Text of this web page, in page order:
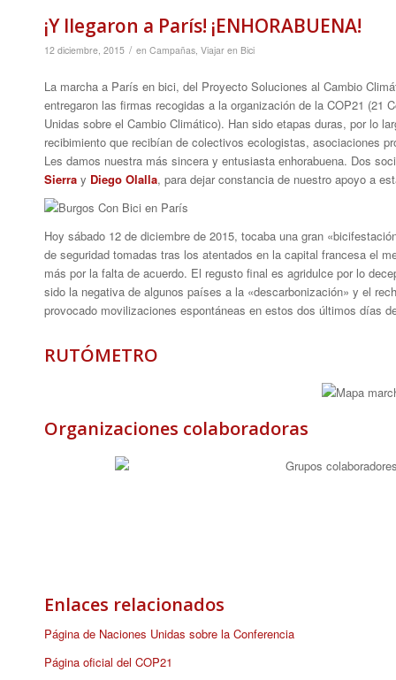
¡Y llegaron a París! ¡ENHORABUENA!
12 diciembre, 2015 / en Campañas, Viajar en Bici
La marcha a París en bici, del Proyecto Soluciones al Cambio
entregaron las firmas recogidas a la organización de la COP21 (21
Unidas sobre el Cambio Climático). Han sido etapas duras, por lo
recibimiento que recibían de colectivos ecologistas, asociaciones
Les damos nuestra más sincera y entusiasta enhorabuena. Dos
Sierra y Diego Olalla, para dejar constancia de nuestro apoyo a
Hoy sábado 12 de diciembre de 2015, tocaba una gran
de seguridad tomadas tras los atentados en la capital francesa el
más por la falta de acuerdo. El regusto final es agridulce por lo
sido la negativa de algunos países a la «descarbonización» y el
provocado movilizaciones espontáneas en estos dos últimos días
RUTÓMETRO
Organizaciones colaboradoras
Enlaces relacionados
Página de Naciones Unidas sobre la Conferencia
Página oficial del COP21